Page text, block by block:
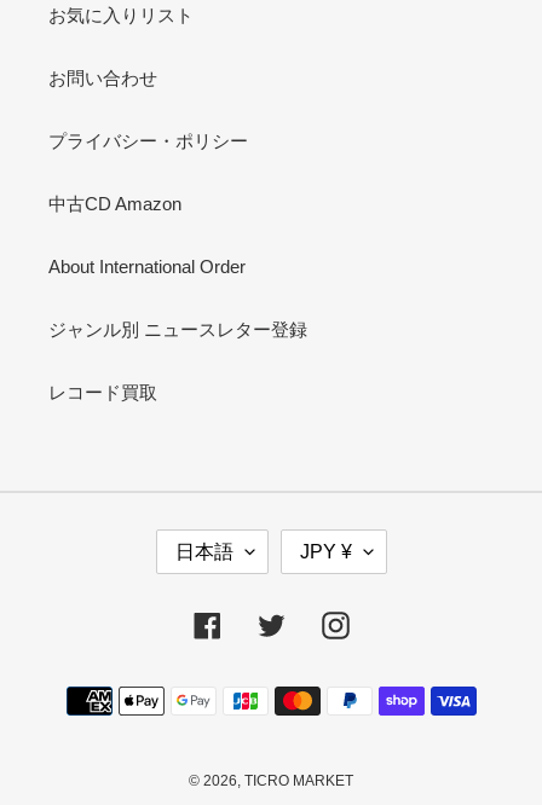
お気に入りリスト
お問い合わせ
プライバシー・ポリシー
中古CD Amazon
About International Order
ジャンル別 ニュースレター登録
レコード買取
言
語
日本語
通
貨
JPY ¥
FacebookTwitter Instagram
決
済
© 2026, TICRO MARKET